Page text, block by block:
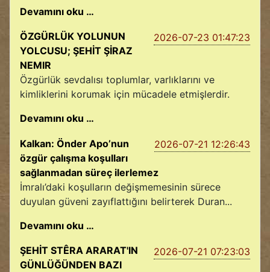
Devamını oku …
2026-07-23 01:47:23
ÖZGÜRLÜK YOLUNUN
YOLCUSU; ŞEHİT ŞİRAZ
NEMIR
Özgürlük sevdalısı toplumlar, varlıklarını ve
kimliklerini korumak için mücadele etmişlerdir.
Devamını oku …
2026-07-21 12:26:43
Kalkan: Önder Apo’nun
özgür çalışma koşulları
sağlanmadan süreç ilerlemez
İmralı’daki koşulların değişmemesinin sürece
duyulan güveni zayıflattığını belirterek Duran...
Devamını oku …
2026-07-21 07:23:03
ŞEHİT STÊRA ARARAT'IN
GÜNLÜĞÜNDEN BAZI